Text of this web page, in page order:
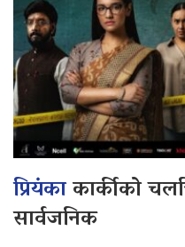
प्रियंकाकार्कीको
सार्वजनिक